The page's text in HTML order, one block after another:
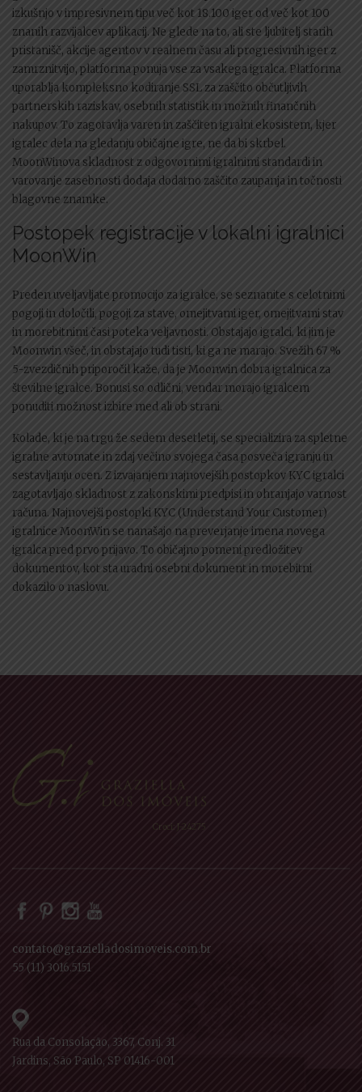
izkušnjo v impresivnem tipu več kot 18.100 iger od več kot 100
znanih razvijalcev aplikacij. Ne glede na to, ali ste ljubitelj starih
pristanišč, akcije agentov v realnem času ali progresivnih iger z
zamrznitvijo, platforma ponuja vse za vsakega igralca. Platforma
uporablja kompleksno kodiranje SSL za zaščito občutljivih
partnerskih raziskav, osebnih statistik in možnih finančnih
nakupov. To zagotavlja varen in zaščiten igralni ekosistem, kjer
igralec dela na gledanju običajne igre, ne da bi skrbel.
MoonWinova skladnost z odgovornimi igralnimi standardi in
varovanje zasebnosti dodaja dodatno zaščito zaupanja in točnosti
blagovne znamke.
Postopek registracije v lokalni igralnici
MoonWin
Preden uveljavljate promocijo za igralce, se seznanite s celotnimi
pogoji in določili, pogoji za stave, omejitvami iger, omejitvami stav
in morebitnimi časi poteka veljavnosti. Obstajajo igralci, ki jim je
Moonwin všeč, in obstajajo tudi tisti, ki ga ne marajo. Svežih 67 %
5-zvezdičnih priporočil kaže, da je Moonwin dobra igralnica za
številne igralce. Bonusi so odlični, vendar morajo igralcem
ponuditi možnost izbire med ali ob strani.
Kolade, ki je na trgu že sedem desetletij, se specializira za spletne
igralne avtomate in zdaj večino svojega časa posveča igranju in
sestavljanju ocen. Z izvajanjem najnovejših postopkov KYC igralci
zagotavljajo skladnost z zakonskimi predpisi in ohranjajo varnost
računa. Najnovejši postopki KYC (Understand Your Customer)
igralnice MoonWin se nanašajo na preverjanje imena novega
igralca pred prvo prijavo. To običajno pomeni predložitev
dokumentov, kot sta uradni osebni dokument in morebitni
dokazilo o naslovu.
Creci: J-24275
contato@grazielladosimoveis.com.br
55 (11) 3016.5151
Rua da Consolação, 3367, Conj. 31
Jardins, São Paulo, SP 01416-001